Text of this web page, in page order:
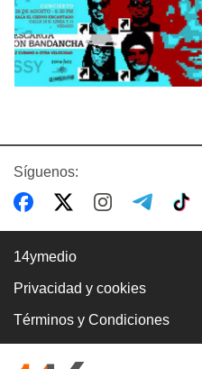
Síguenos:
14ymedio
Privacidad y cookies
Términos y Condiciones